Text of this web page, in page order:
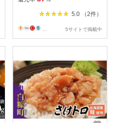
5.0 （2件）
5サイトで掲載中